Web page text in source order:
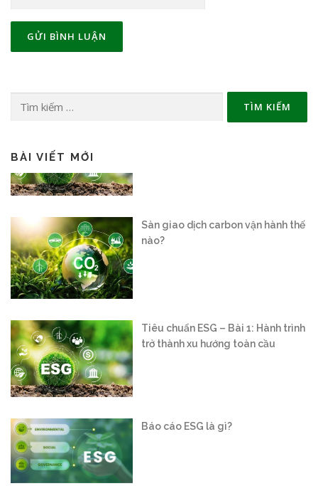
kiếm
BÀI VIẾT MỚI